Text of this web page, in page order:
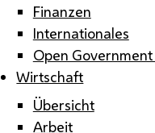
Finanzen
Internationales
Open
Wirtschaft
Übersicht
Arbeit